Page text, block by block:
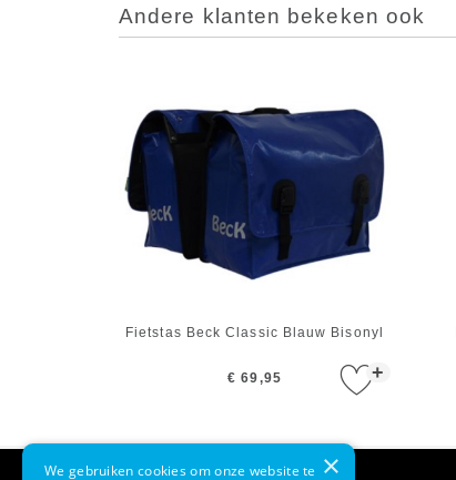
Andere klanten bekeken ook
+
Fietstas Beck Classic Blauw Bisonyl
€ 69,95
×
We gebruiken cookies om onze website te